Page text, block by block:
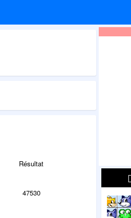
Résultat
47530